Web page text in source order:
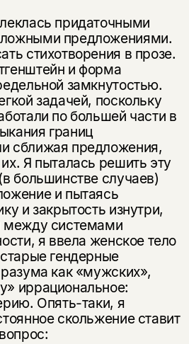
придаточными
предложениями.
стихотворения в прозе.
и форма
замкнутостью.
задачей, поскольку
по большей части в
границ
сближая предложения,
Я пыталась решить эту
большинстве случаев)
и пытаясь
и закрытость изнутри,
между системами
я ввела женское тело
гендерные
как «мужских»,
иррациональное:
Опять-таки, я
скольжение ставит